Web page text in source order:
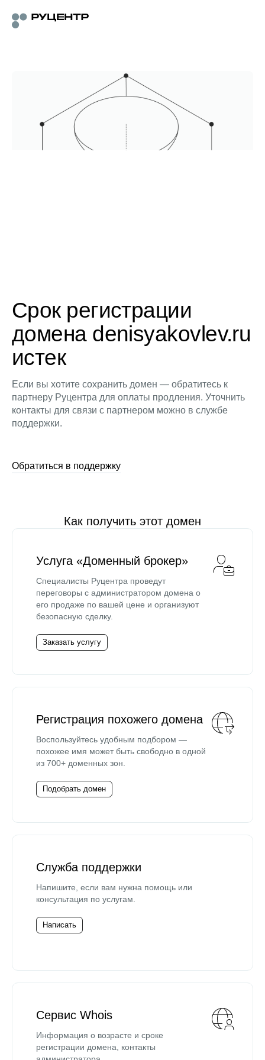
Срок регистрации
домена denisyakovlev.ru
истек
Если вы хотите сохранить домен — обратитесь к
партнеру Руцентра для оплаты продления. Уточнить
контакты для связи с партнером можно в службе
поддержки.
Обратиться в поддержку
Как получить этот домен
Услуга «Доменный брокер»
Специалисты Руцентра проведут
переговоры с администратором домена о
его продаже по вашей цене и организуют
безопасную сделку.
Заказать услугу
Регистрация похожего домена
Воспользуйтесь удобным подбором —
похожее имя может быть свободно в одной
из 700+ доменных зон.
Подобрать домен
Служба поддержки
Напишите, если вам нужна помощь или
консультация по услугам.
Написать
Сервис Whois
Информация о возрасте и сроке
регистрации домена, контакты